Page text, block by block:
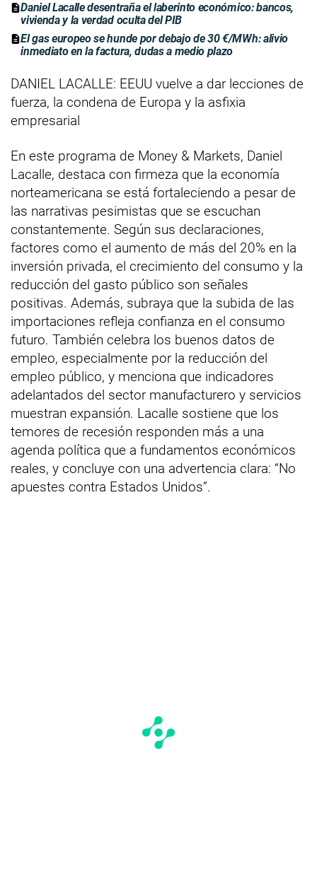
Daniel Lacalle desentraña el laberinto económico: bancos,
vivienda y la verdad oculta del PIB
El gas europeo se hunde por debajo de 30 €/MWh: alivio
inmediato en la factura, dudas a medio plazo
DANIEL LACALLE: EEUU vuelve a dar lecciones de
fuerza, la condena de Europa y la asfixia
empresarial
En este programa de Money & Markets, Daniel
Lacalle, destaca con firmeza que la economía
norteamericana se está fortaleciendo a pesar de
las narrativas pesimistas que se escuchan
constantemente. Según sus declaraciones,
factores como el aumento de más del 20% en la
inversión privada, el crecimiento del consumo y la
reducción del gasto público son señales
positivas. Además, subraya que la subida de las
importaciones refleja confianza en el consumo
futuro. También celebra los buenos datos de
empleo, especialmente por la reducción del
empleo público, y menciona que indicadores
adelantados del sector manufacturero y servicios
muestran expansión. Lacalle sostiene que los
temores de recesión responden más a una
agenda política que a fundamentos económicos
reales, y concluye con una advertencia clara: “No
apuestes contra Estados Unidos”.